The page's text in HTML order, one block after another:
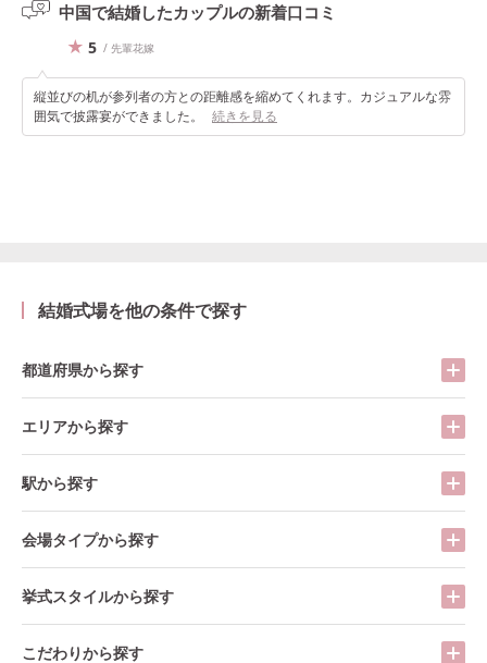
中国で結婚したカップルの新着口コミ
5 / 先輩花嫁
縦並びの机が参列者の方との距離感を縮めてくれます。カジュアルな雰
囲気で披露宴ができました。
続きを見る
結婚式場を他の条件で探す
都道府県から探す
エリアから探す
駅から探す
会場タイプから探す
挙式スタイルから探す
こだわりから探す